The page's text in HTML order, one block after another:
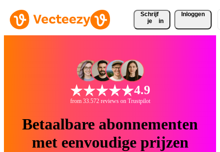
Schrijf
je
in
Inloggen
4.9
from 33.572 reviews on Trustpilot
Betaalbare abonnementen
met eenvoudige prijzen